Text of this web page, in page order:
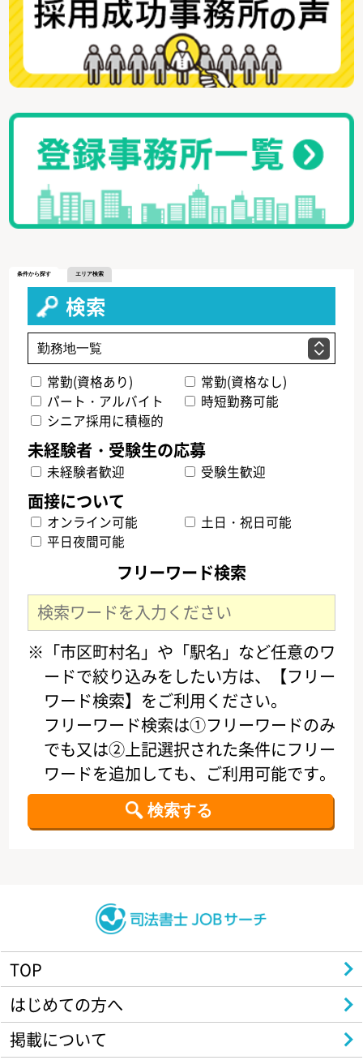
条件から探す エリア検索
検索
常勤(資格あり)
常勤(資格なし)
パート・アルバイト
時短勤務可能
シニア採用に積極的
未経験者歓迎 受験生歓迎
オンライン可能
土日・祝日可能
平日夜間可能
フリーワード検索
※「市区町村名」や「駅名」など任意のワ
ードで絞り込みをしたい方は、【フリー
ワード検索】をご利用ください。
フリーワード検索は①フリーワードのみ
でも又は②上記選択された条件にフリー
ワードを追加しても、ご利用可能です。
TOP
はじめての方へ
掲載について